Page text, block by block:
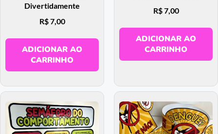
Divertidamente
R$7,00
ADICIONAR AO
CARRINHO
R$7,00
ADICIONAR AO
CARRINHO